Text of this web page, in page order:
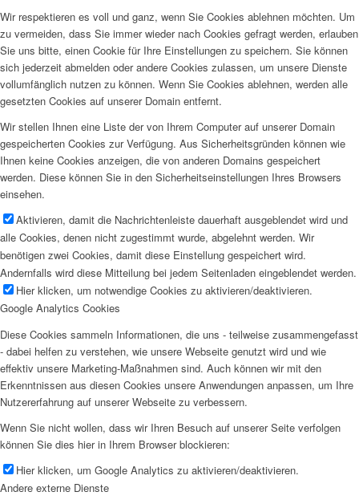
Wir respektieren es voll und ganz, wenn Sie Cookies ablehnen möchten. Um
zu vermeiden, dass Sie immer wieder nach Cookies gefragt werden, erlauben
Sie uns bitte, einen Cookie für Ihre Einstellungen zu speichern. Sie können
sich jederzeit abmelden oder andere Cookies zulassen, um unsere Dienste
vollumfänglich nutzen zu können. Wenn Sie Cookies ablehnen, werden alle
gesetzten Cookies auf unserer Domain entfernt.
Wir stellen Ihnen eine Liste der von Ihrem Computer auf unserer Domain
gespeicherten Cookies zur Verfügung. Aus Sicherheitsgründen können wie
Ihnen keine Cookies anzeigen, die von anderen Domains gespeichert
werden. Diese können Sie in den Sicherheitseinstellungen Ihres Browsers
einsehen.
Aktivieren, damit die Nachrichtenleiste dauerhaft ausgeblendet wird und
alle Cookies, denen nicht zugestimmt wurde, abgelehnt werden. Wir
benötigen zwei Cookies, damit diese Einstellung gespeichert wird.
Andernfalls wird diese Mitteilung bei jedem Seitenladen eingeblendet werden.
Hier klicken, um notwendige Cookies zu aktivieren/deaktivieren.
Google Analytics Cookies
Diese Cookies sammeln Informationen, die uns - teilweise zusammengefasst
- dabei helfen zu verstehen, wie unsere Webseite genutzt wird und wie
effektiv unsere Marketing-Maßnahmen sind. Auch können wir mit den
Erkenntnissen aus diesen Cookies unsere Anwendungen anpassen, um Ihre
Nutzererfahrung auf unserer Webseite zu verbessern.
Wenn Sie nicht wollen, dass wir Ihren Besuch auf unserer Seite verfolgen
können Sie dies hier in Ihrem Browser blockieren:
Hier klicken, um Google Analytics zu aktivieren/deaktivieren.
Andere externe Dienste